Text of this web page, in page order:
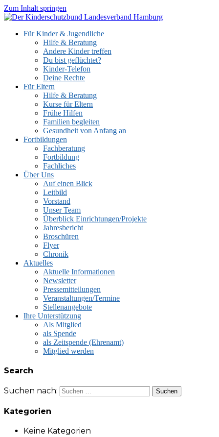
Zum Inhalt springen
Für Kinder & Jugendliche
Hilfe & Beratung
Andere Kinder treffen
Du bist geflüchtet?
Kinder-Telefon
Deine Rechte
Für Eltern
Hilfe & Beratung
Kurse für Eltern
Frühe Hilfen
Familien begleiten
Gesundheit von Anfang an
Fortbildungen
Fachberatung
Fortbildung
Fachliches
Über Uns
Auf einen Blick
Leitbild
Vorstand
Unser Team
Überblick Einrichtungen/Projekte
Jahresbericht
Broschüren
Flyer
Chronik
Aktuelles
Aktuelle Informationen
Newsletter
Pressemitteilungen
Veranstaltungen/Termine
Stellenangebote
Ihre Unterstützung
Als Mitglied
als Spende
als Zeitspende (Ehrenamt)
Mitglied werden
Search
Suchen nach:
Kategorien
Keine Kategorien